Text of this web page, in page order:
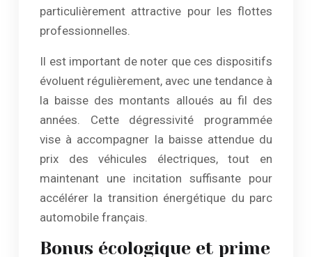
particulièrement attractive pour les flottes
professionnelles.
Il est important de noter que ces dispositifs
évoluent régulièrement, avec une tendance à
la baisse des montants alloués au fil des
années. Cette dégressivité programmée
vise à accompagner la baisse attendue du
prix des véhicules électriques, tout en
maintenant une incitation suffisante pour
accélérer la transition énergétique du parc
automobile français.
Bonus écologique et prime